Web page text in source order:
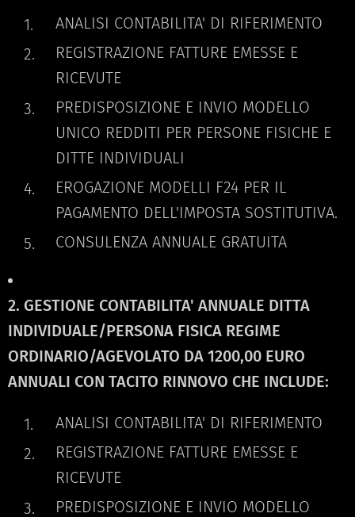
ANALISI CONTABILITA' DI RIFERIMENTO
REGISTRAZIONE FATTURE EMESSE E
RICEVUTE
PREDISPOSIZIONE E INVIO MODELLO
UNICO REDDITI PER PERSONE FISICHE E
DITTE INDIVIDUALI
EROGAZIONE MODELLI F24 PER IL
PAGAMENTO DELL'IMPOSTA SOSTITUTIVA.
CONSULENZA ANNUALE GRATUITA
2. GESTIONE CONTABILITA' ANNUALE DITTA
INDIVIDUALE/PERSONA FISICA REGIME
ORDINARIO/AGEVOLATO DA 1200,00 EURO
ANNUALI CON TACITO RINNOVO CHE INCLUDE:
ANALISI CONTABILITA' DI RIFERIMENTO
REGISTRAZIONE FATTURE EMESSE E
RICEVUTE
PREDISPOSIZIONE E INVIO MODELLO